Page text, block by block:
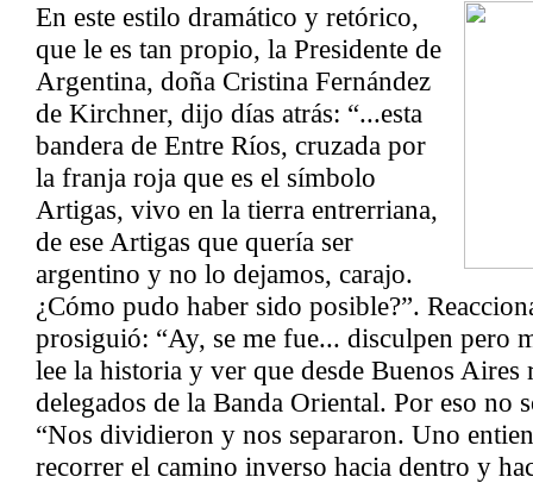
En este estilo dramático y retórico,
que le es tan propio, la Presidente de
Argentina, doña Cristina Fernández
de Kirchner, dijo días atrás: “...esta
bandera de Entre Ríos, cruzada por
la franja roja que es el símbolo
Artigas, vivo en la tierra entrerriana,
de ese Artigas que quería ser
argentino y no lo dejamos, carajo.
¿Cómo pudo haber sido posible?”.
prosiguió: “Ay, se me fue... disculpen pero
lee la historia y ver que desde Buenos Aires
delegados de la Banda Oriental. Por eso no
“Nos dividieron y nos separaron. Uno
recorrer el camino inverso hacia dentro y